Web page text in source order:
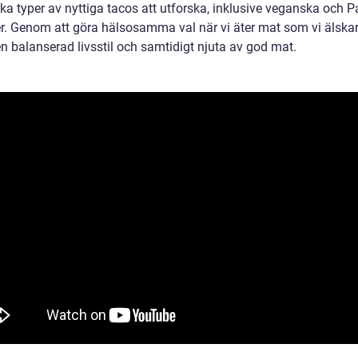
typer av nyttiga tacos att utforska, inklusive veganska och
Genom att göra hälsosamma val när vi äter mat som vi
balanserad livsstil och samtidigt njuta av god mat.